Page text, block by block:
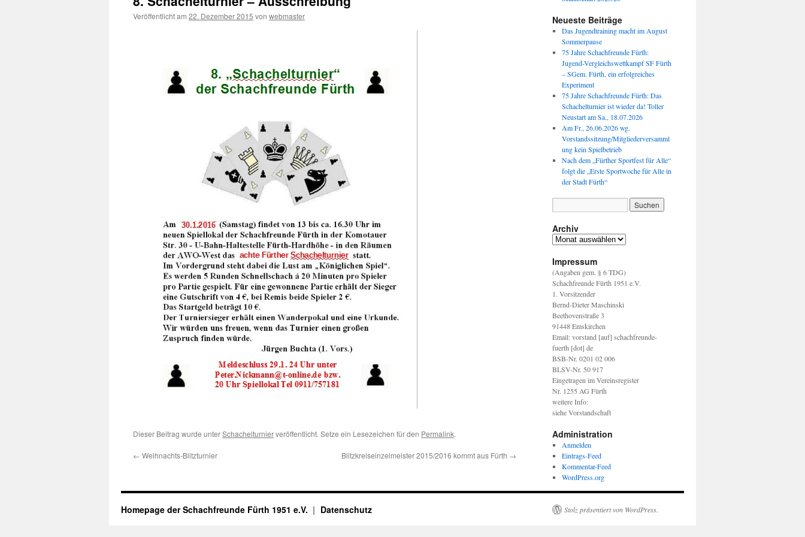
Veröffentlicht am 22. Dezember 2015 von webmaster
Dieser Beitrag wurde unterSchachelturnierveröffentlicht. Setze ein Lesezeichen für den Permalink.
← Weihnachts-Blitzturnier Blitzkreiseinzelmeister 2015/2016 kommt aus Fürth →
Neueste Beiträge
Das Jugendtraining macht im August
Sommerpause
75 Jahre Schachfreunde Fürth:
Jugend-Vergleichswettkampf SF Fürth
– SGem. Fürth, ein erfolgreiches
Experiment
75 Jahre Schachfreunde Fürth: Das
Schachelturnier ist wieder da! Toller
Neustart am Sa., 18.07.2026
Am Fr., 26.06.2026 wg.
Vorstandssitzung/Mitgliederversamml
ung kein Spielbetrieb
Nach dem „Fürther Sportfest für Alle“
folgt die „Erste Sportwoche für Alle in
der Stadt Fürth“
Archiv
Archiv
Impressum
(Angaben gem. § 6 TDG)
Schachfreunde Fürth 1951 e.V.
1. Vorsitzender
Bernd-Dieter Maschinski
Beethovenstraße 3
91448 Emskirchen
Email: vorstand [auf] schachfreunde-
fuerth [dot] de
BSB-Nr. 0201 02 006
BLSV-Nr. 50 917
Eingetragen im Vereinsregister
Nr. 1255 AG Fürth
weitere Info:
siehe Vorstandschaft
Administration
Anmelden
Eintrags-Feed
Kommentar-Feed
WordPress.org
Homepage der Schachfreunde Fürth 1951 e.V. Datenschutz Stolz präsentiert von WordPress.